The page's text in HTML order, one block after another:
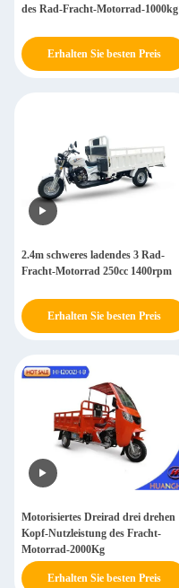
des Rad-Fracht-Motorrad-1000kg
Erhalten Sie besten Preis
2.4m schweres ladendes 3 Rad-
Fracht-Motorrad 250cc 1400rpm
Erhalten Sie besten Preis
Motorisiertes Dreirad drei drehen
Kopf-Nutzleistung des Fracht-
Motorrad-2000Kg
Erhalten Sie besten Preis